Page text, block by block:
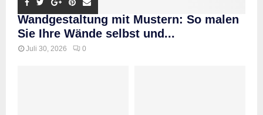
Wandgestaltung mit Mustern: So malen
Sie Ihre Wände selbst und...
Juli 30, 2026 0